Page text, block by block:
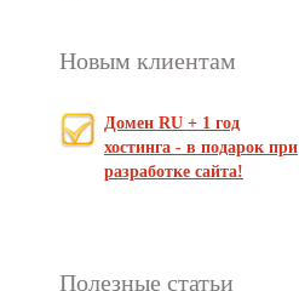
Новым клиентам
Домен RU + 1 год
хостинга - в подарок при
разработке сайта!
Полезные статьи